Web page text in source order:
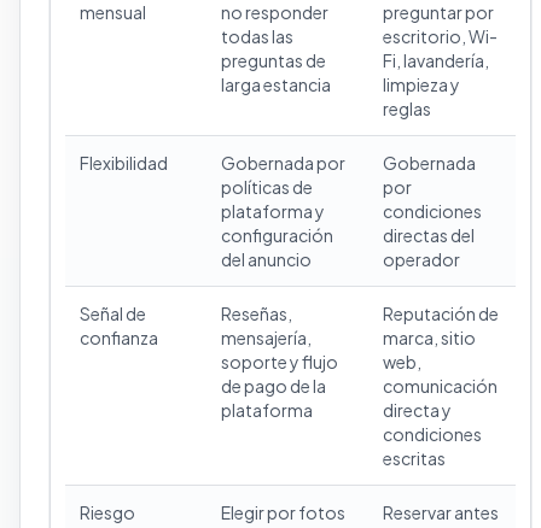
mensual
no responder
todas las
preguntas de
larga estancia
preguntar por
escritorio, Wi-
Fi, lavandería,
limpieza y
reglas
Flexibilidad
Gobernada por
políticas de
plataforma y
configuración
del anuncio
Gobernada
por
condiciones
directas del
operador
Señal de
confianza
Reseñas,
mensajería,
soporte y flujo
de pago de la
plataforma
Reputación de
marca, sitio
web,
comunicación
directa y
condiciones
escritas
Riesgo
Elegir por fotos
Reservar antes